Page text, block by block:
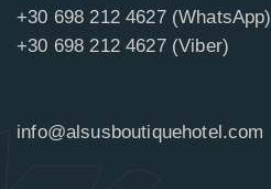
+30 698 212 4627 (WhatsApp)
+30 698 212 4627 (Viber)
info@alsusboutiquehotel.com